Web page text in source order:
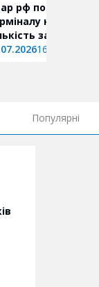
рф по
на
загиблих
16:59
Популярні